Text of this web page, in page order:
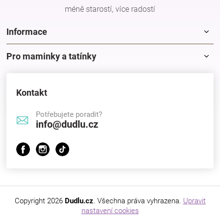
méně starostí, více radostí
Informace
Pro maminky a tatínky
Kontakt
Potřebujete poradit?
info@dudlu.cz
Copyright 2026 Dudlu.cz. Všechna práva vyhrazena. Upravit
nastavení cookies